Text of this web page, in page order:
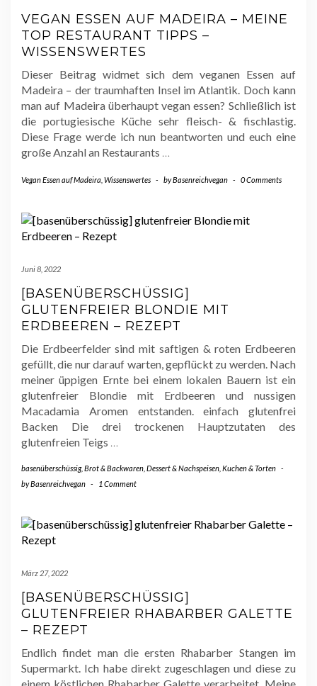
VEGAN ESSEN AUF MADEIRA – MEINE
TOP RESTAURANT TIPPS –
WISSENSWERTES
Dieser Beitrag widmet sich dem veganen Essen auf
Madeira – der traumhaften Insel im Atlantik. Doch kann
man auf Madeira überhaupt vegan essen? Schließlich ist
die portugiesische Küche sehr fleisch- & fischlastig.
Diese Frage werde ich nun beantworten und euch eine
große Anzahl an Restaurants …
Vegan Essen auf Madeira Wissenswertes - byBasenreichvegan - 0 Comments
Juni 8, 2022
[BASENÜBERSCHÜSSIG]
GLUTENFREIER BLONDIE MIT
ERDBEEREN – REZEPT
Die Erdbeerfelder sind mit saftigen & roten Erdbeeren
gefüllt, die nur darauf warten, gepflückt zu werden. Nach
meiner üppigen Ernte bei einem lokalen Bauern ist ein
glutenfreier Blondie mit Erdbeeren und nussigen
Macadamia Aromen entstanden. einfach glutenfrei
Backen Die drei trockenen Hauptzutaten des
glutenfreien Teigs …
basenüberschüssig, Brot & Backwaren Dessert & Nachspeisen Kuchen & Torten -
byBasenreichvegan - 1 Comment
März 27, 2022
[BASENÜBERSCHÜSSIG]
GLUTENFREIER RHABARBER GALETTE
– REZEPT
Endlich findet man die ersten Rhabarber Stangen im
Supermarkt. Ich habe direkt zugeschlagen und diese zu